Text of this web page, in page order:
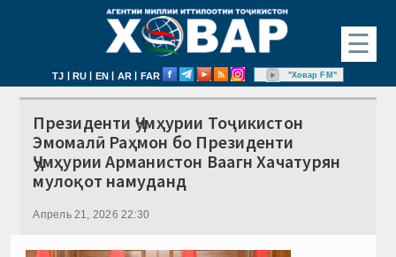
☰
TJ | RU | EN | AR | FAR "Ховар FM"
Президенти Ҷумҳурии Тоҷикистон
Эмомалӣ Раҳмон бо Президенти
Ҷумҳурии Арманистон Ваагн Хачатурян
мулоқот намуданд
Апрель 21, 2026 22:30